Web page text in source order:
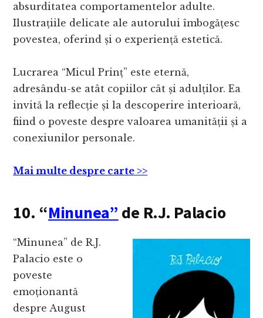
absurditatea comportamentelor adulte.
Ilustrațiile delicate ale autorului îmbogățesc
povestea, oferind și o experiență estetică.
Lucrarea “Micul Prinț” este eternă,
adresându-se atât copiilor cât și adulților. Ea
invită la reflecție și la descoperire interioară,
fiind o poveste despre valoarea umanității și a
conexiunilor personale.
Mai multe despre carte >>
10. “Minunea” de R.J. Palacio
“Minunea” de R.J.
Palacio este o
poveste
emoționantă
despre August